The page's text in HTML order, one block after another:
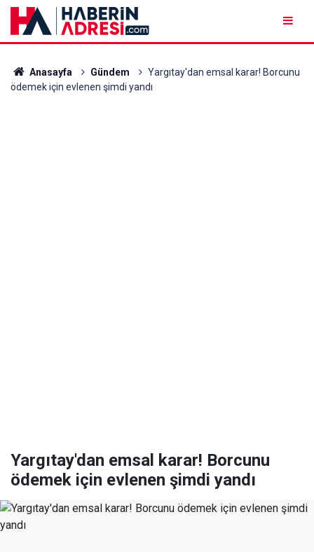
Anasayfa Gündem
Yargıtay'dan emsal karar! Borcunu
ödemek için evlenen şimdi yandı
Yargıtay'dan emsal karar! Borcunu
ödemek için evlenen şimdi yandı